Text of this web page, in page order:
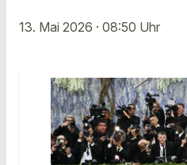
13. Mai 2026 · 08:50 Uhr